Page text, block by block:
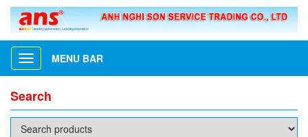
Toggle
navigation
MENU BAR
Search